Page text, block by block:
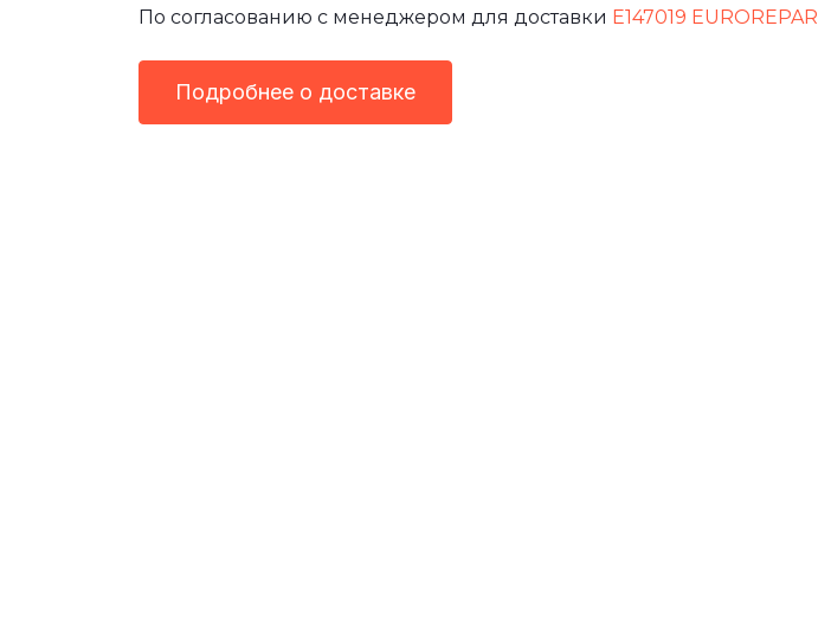
По согласованию с менеджером для доставки E147019 EUROREPAR
Подробнее о доставке